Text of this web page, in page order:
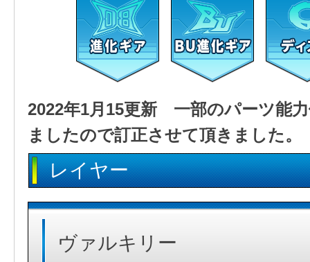
2022年1月15更新 一部のパーツ能
ましたので訂正させて頂きました。
レイヤー
ヴァルキリー